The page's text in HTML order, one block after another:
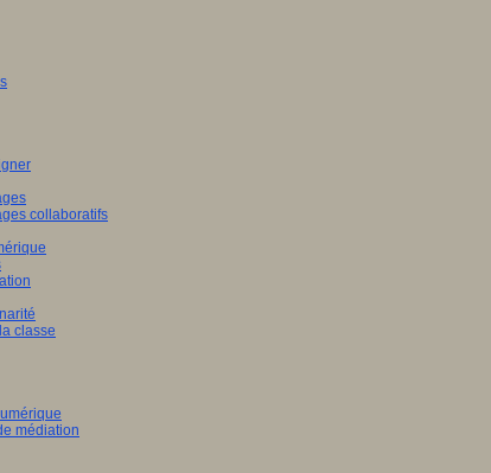
collaboratifs
classe
médiation